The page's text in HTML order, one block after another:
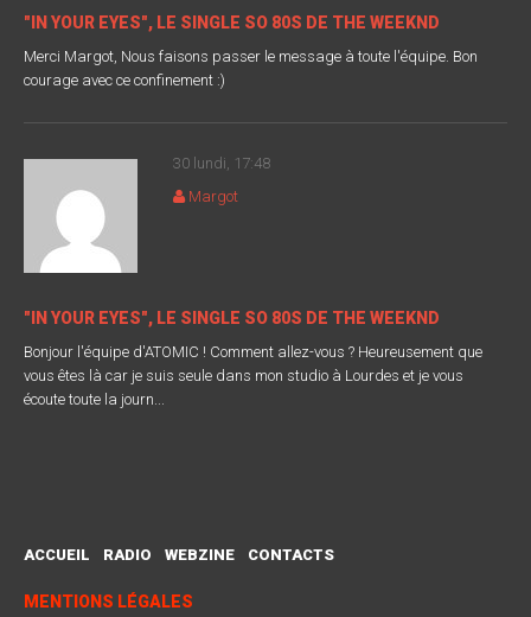
"IN YOUR EYES", LE SINGLE SO 80S DE THE WEEKND
Merci Margot, Nous faisons passer le message à toute l'équipe. Bon
courage avec ce confinement :)
30 lundi, 17:48
Margot
"IN YOUR EYES", LE SINGLE SO 80S DE THE WEEKND
Bonjour l'équipe d'ATOMIC ! Comment allez-vous ? Heureusement que
vous êtes là car je suis seule dans mon studio à Lourdes et je vous
écoute toute la journ...
ACCUEIL RADIO WEBZINE CONTACTS
MENTIONS LÉGALES